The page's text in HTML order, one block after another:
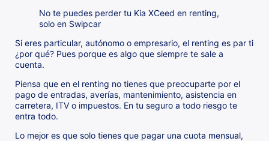
No te puedes perder tu Kia XCeed en renting,
solo en Swipcar
Si eres particular, autónomo o empresario, el renting es par ti
¿por qué? Pues porque es algo que siempre te sale a
cuenta.
Piensa que en el renting no tienes que preocuparte por el
pago de entradas, averías, mantenimiento, asistencia en
carretera, ITV o impuestos. En tu seguro a todo riesgo te
entra todo.
Lo mejor es que solo tienes que pagar una cuota mensual,